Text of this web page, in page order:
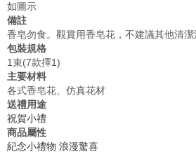
如圖示
備註
香皂勿食。觀賞用香皂花，不建議其他清潔
包裝規格
1束(7款擇1)
主要材料
各式香皂花、仿真花材
送禮用途
祝賀小禮
商品屬性
紀念小禮物 浪漫驚喜